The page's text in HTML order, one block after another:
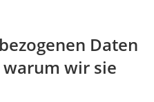
Daten
wir sie